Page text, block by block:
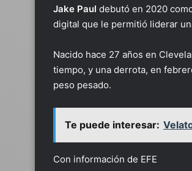
Jake Paul debutó en 2020
digital que le permitió liderar
Nacido hace 27 años en
tiempo, y una derrota, en
peso pesado.
Te puede interesar:
Con información de EFE